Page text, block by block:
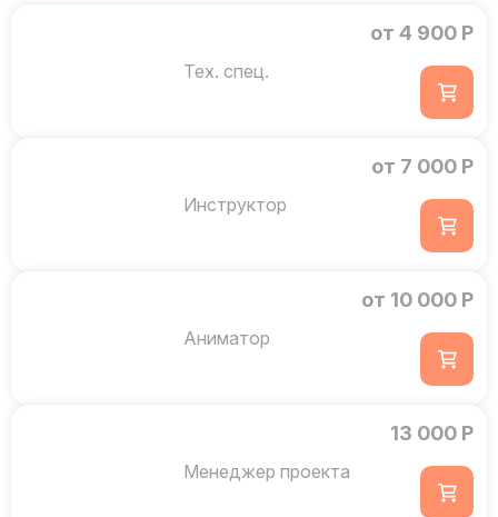
Тех. спец.
от 4 900 Р
Инструктор
от 7 000 Р
Аниматор
от 10 000 Р
Менеджер проекта
13 000 Р